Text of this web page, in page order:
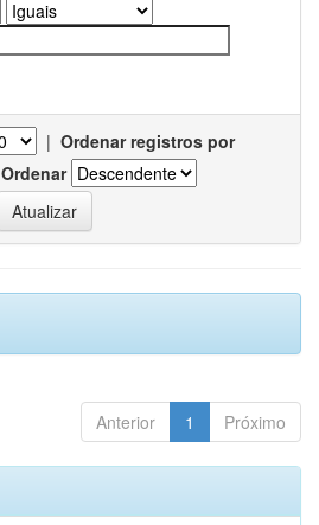
| Ordenar registros por
Ordenar
Anterior 1 Próximo